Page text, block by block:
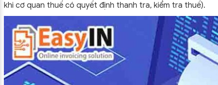
khi cơ quan thuế có quyết định thanh tra, kiểm tra thuế).